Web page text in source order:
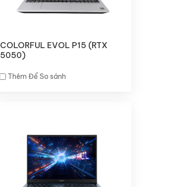
COLORFUL EVOL P15 (RTX
5050)
Thêm Để So sánh